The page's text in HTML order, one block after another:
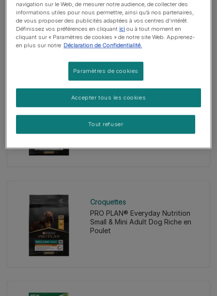
Croquettes
PRO PLAN® Light Small & Mini
Adult Dog Riche en Poulet
Croquettes
Small & Mini Adult Dog Riche en
Croquettes
PRO PLAN® Everyday Nutrition
Small & Mini Adult Dog Riche en
Poulet
navigation sur le Web, de mesurer notre audience, de collecter des
informations utiles pour nous permettre, ainsi qu’à nos partenaires,
de vous proposer des publicités adaptées à vos centres d’intérêt.
Définissez vos préférences en cliquant ici ou à tout moment en
cliquant sur « Paramètres de cookies » de notre site Web. Apprenez-
en plus sur notre Déclaration de Confidentialité.
Paramètres de cookies
Tout refuser
Accepter tous les cookies